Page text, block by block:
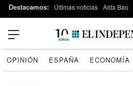
Destacamos: Últimas noticias Aída Bao
OPINIÓN ESPAÑA ECONOMÍA